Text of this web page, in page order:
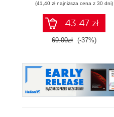
Przykładowe
pytania
egzaminacyjne z
odpowiedziami
(41,40 zł najniższa cena z 30 dni)
43.47 zł
69.00zł (-37%)